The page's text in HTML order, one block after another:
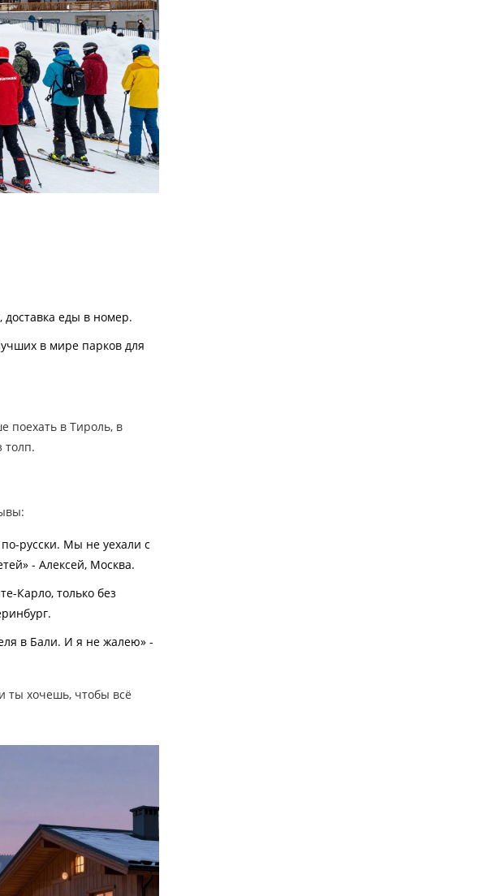
еды в номер.
в мире парков для
поехать в Тироль, в
толп.
русски. Мы не уехали с
- Алексей, Москва.
Карло, только без
в Бали. И я не жалею» -
ты хочешь, чтобы всё